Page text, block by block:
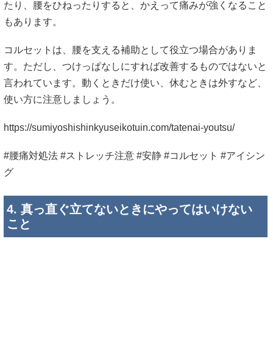
たり、腰をひねったりすると、かえって痛みが強くなること
もあります。
コルセットは、腰を支える補助として役立つ場合がありま
す。ただし、つけっぱなしにすれば改善するものではないと
言われています。動くときだけ使い、休むときは外すなど、
使い方に注意しましょう。
https://sumiyoshishinkyuseikotuin.com/tatenai-youtsu/
#腰痛対処法 #ストレッチ注意 #安静 #コルセット #アイシン
グ
4. 真っ直ぐ立てないときにやってはいけない
こと